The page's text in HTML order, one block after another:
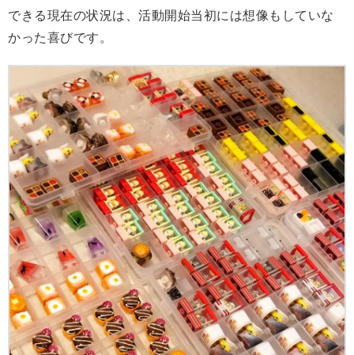
できる現在の状況は、活動開始当初には想像もしていな
かった喜びです。